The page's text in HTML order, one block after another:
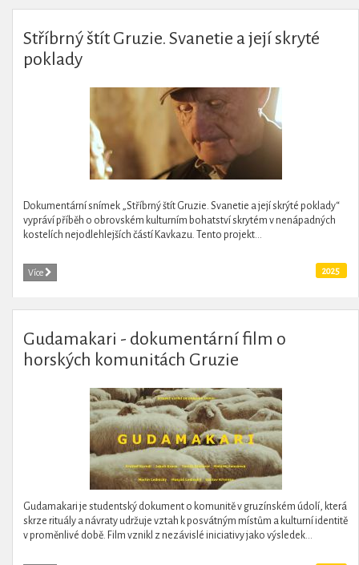
Stříbrný štít Gruzie. Svanetie a její skryté
poklady
Dokumentární snímek „Stříbrný štít Gruzie. Svanetie a její skrýté poklady“
vypráví příběh o obrovském kulturním bohatství skrytém v nenápadných
kostelích nejodlehlejších částí Kavkazu. Tento projekt...
Více 2025
Gudamakari - dokumentární film o
horských komunitách Gruzie
Gudamakari je studentský dokument o komunitě v gruzínském údolí, která
skrze rituály a návraty udržuje vztah k posvátným místům a kulturní identitě
v proměnlivé době. Film vznikl z nezávislé iniciativy jako výsledek...